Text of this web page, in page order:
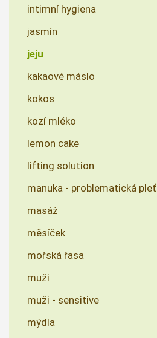
intimní hygiena
jasmín
jeju
kakaové máslo
kokos
kozí mléko
lemon cake
lifting solution
manuka - problematická pleť
masáž
měsíček
mořská řasa
muži
muži - sensitive
mýdla